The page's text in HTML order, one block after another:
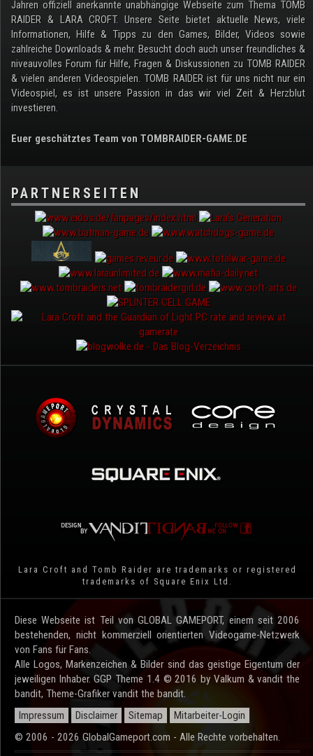
Jahren offiziell anerkannte unabhängige Webseite zum Thema TOMB
RAIDER & LARA CROFT. Unsere Seite bietet aktuelle News, viele
Informationen, Hilfe & Tipps zu den Games, Bilder, Videos sowie
zahlreiche Downloads & mehr. Besucht doch auch unser freundliches &
niveauvolles Forum für Hilfe, Fragen & Diskussionen zu TOMB RAIDER
& vielen anderen Videospielen. TOMB RAIDER ist für uns nicht nur ein
Videospiel, es ist unsere Passion in das wir viel Zeit & Herzblut
investieren.
Euer geschätztes Team von TOMBRAIDER-GAME.DE
PARTNERSEITEN
Lara Croft and Tomb Raider are trademarks or registered
trademarks of Square Enix Ltd.
Diese Webseite ist Teil von GLOBAL GAMEPORT, einem seit 2006
bestehenden, nicht kommerziell orientierten Videogame-Netzwerk
von Fans für Fans.
Alle Logos, Markenzeichen & Bilder sind das geistige Eigentum der
jeweiligen Inhaber. GGP Theme 1.4 © 2016 by Valkum & vandit the
bandit, Theme-Grafiker vandit the bandit.
Impressum
Disclaimer Sitemap
Mitarbeiter-Login
© 2006 - 2026 GlobalGameport.com - Alle Rechte vorbehalten.